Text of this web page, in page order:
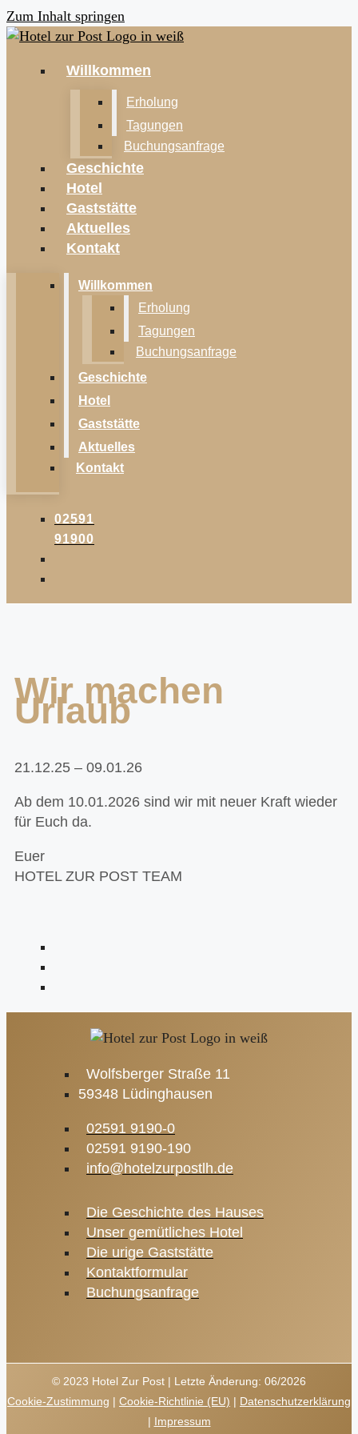
Zum Inhalt springen
Willkommen
Erholung
Tagungen
Buchungsanfrage
Geschichte
Hotel
Gaststätte
Aktuelles
Kontakt
Willkommen
Erholung
Tagungen
Buchungsanfrage
Geschichte
Hotel
Gaststätte
Aktuelles
Kontakt
02591
91900
Wir machen
Urlaub
21.12.25 – 09.01.26
Ab dem 10.01.2026 sind wir mit neuer Kraft wieder
für Euch da.
Euer
HOTEL ZUR POST TEAM
Wolfsberger Straße 11
59348 Lüdinghausen
02591 9190-0
02591 9190-190
info@hotelzurpostlh.de
Die Geschichte des Hauses
Unser gemütliches Hotel
Die urige Gaststätte
Kontaktformular
Buchungsanfrage
© 2023 Hotel Zur Post | Letzte Änderung: 06/2026
Cookie-Zustimmung | Cookie-Richtlinie (EU) | Datenschutzerklärung
| Impressum